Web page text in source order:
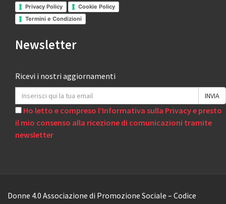
Privacy Policy
Cookie Policy
Termini e Condizioni
Newsletter
Ricevi i nostri aggiornamenti
Ho letto e compreso l’Informativa sulla Privacy e presto
il mio consenso alla ricezione di comunicazioni tramite
newsletter
Donne 4.0 Associazione di Promozione Sociale – Codice